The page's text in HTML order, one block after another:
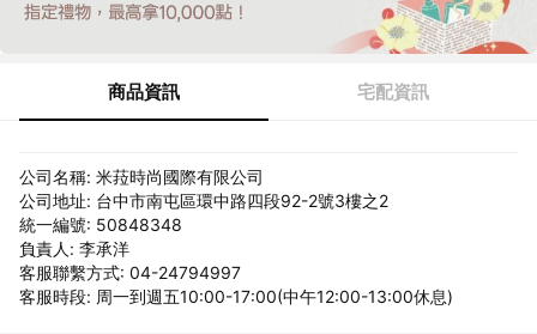
商品資訊 宅配資訊
公司名稱: 米菈時尚國際有限公司
公司地址: 台中市南屯區環中路四段92-2號3樓之2
統一編號: 50848348
負責人: 李承洋
客服聯繫方式: 04-24794997
客服時段: 周一到週五10:00-17:00(中午12:00-13:00休息)